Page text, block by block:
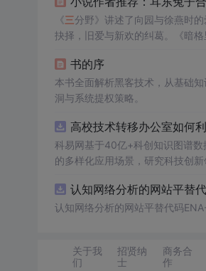
《三分野》讲述了向园与徐燕时
抉择，旧爱与新欢的纠葛。《暗
书的序
本书全面解析黑客技术，从基础
洞与系统提权策略。
高校技术转移办公室如何
科易网基于40亿+科创知识图谱
的多样化应用场景，研究科技创
认知网络分析的网站平替
认知网络分析的网站平替代码
关于我
们
招贤纳
士
商务合
作